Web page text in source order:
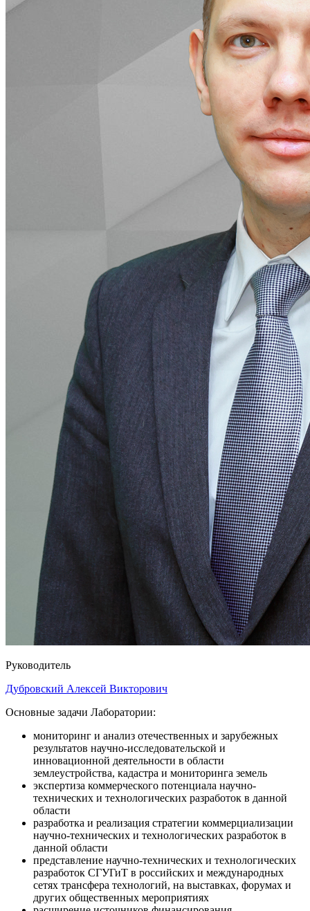
Руководитель
Дубровский Алексей Викторович
Основные задачи Лаборатории:
мониторинг и анализ отечественных и зарубежных
результатов научно-исследовательской и
инновационной деятельности в области
землеустройства, кадастра и мониторинга земель
экспертиза коммерческого потенциала научно-
технических и технологических разработок в данной
области
разработка и реализация стратегии коммерциализации
научно-технических и технологических разработок в
данной области
представление научно-технических и технологических
разработок СГУГиТ в российских и международных
сетях трансфера технологий, на выставках, форумах и
других общественных мероприятиях